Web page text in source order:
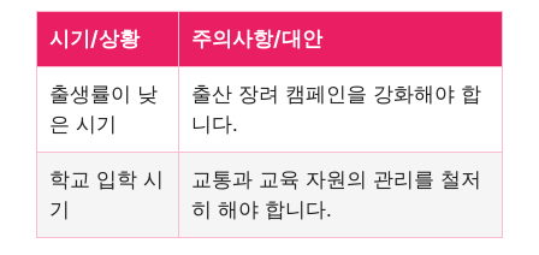
시기/상황 주의사항/대안
출생률이 낮
은 시기
출산 장려 캠페인을 강화해야 합
니다.
학교 입학 시
기
교통과 교육 자원의 관리를 철저
히 해야 합니다.